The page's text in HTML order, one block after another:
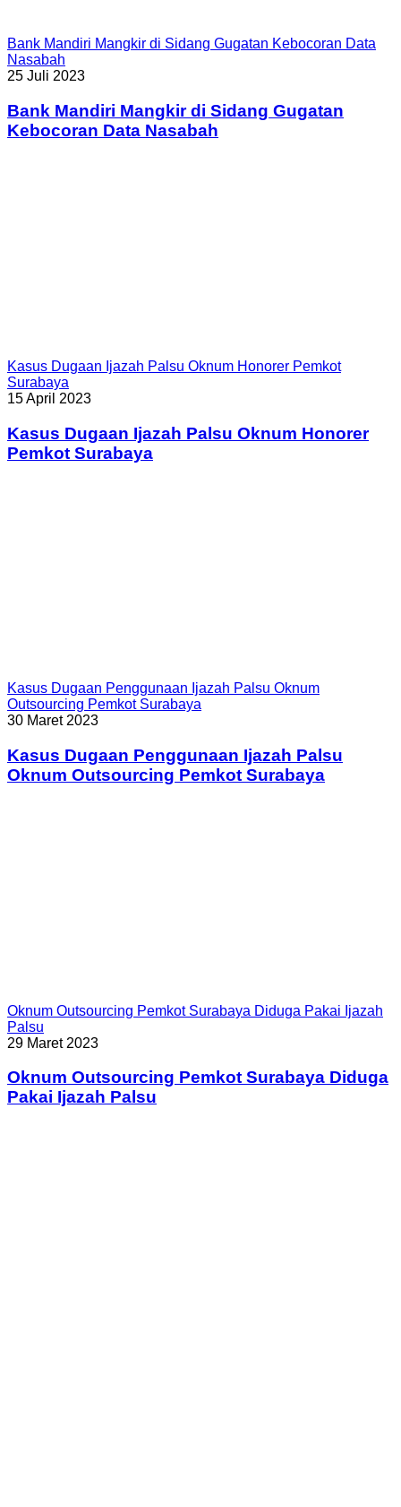
Bank Mandiri Mangkir di Sidang Gugatan Kebocoran Data
Nasabah
25 Juli 2023
Bank Mandiri Mangkir di Sidang Gugatan
Kebocoran Data Nasabah
Kasus Dugaan Ijazah Palsu Oknum Honorer Pemkot
Surabaya
15 April 2023
Kasus Dugaan Ijazah Palsu Oknum Honorer
Pemkot Surabaya
Kasus Dugaan Penggunaan Ijazah Palsu Oknum
Outsourcing Pemkot Surabaya
30 Maret 2023
Kasus Dugaan Penggunaan Ijazah Palsu
Oknum Outsourcing Pemkot Surabaya
Oknum Outsourcing Pemkot Surabaya Diduga Pakai Ijazah
Palsu
29 Maret 2023
Oknum Outsourcing Pemkot Surabaya Diduga
Pakai Ijazah Palsu